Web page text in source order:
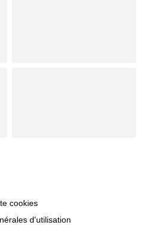
cookies
d'utilisation